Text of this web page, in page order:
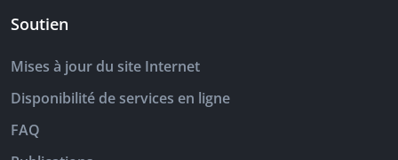
Soutien
Mises à jour du site Internet
Disponibilité de services en ligne
FAQ